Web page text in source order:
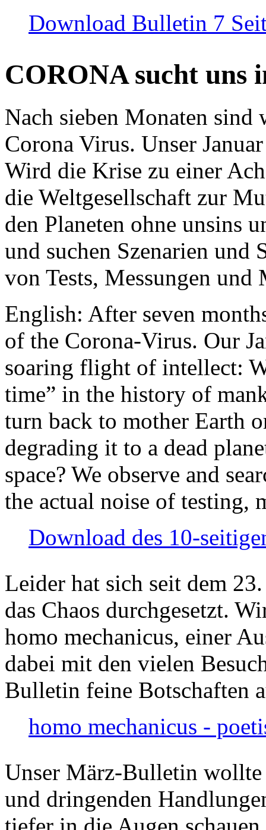
Download Bulletin 7
CORONA sucht uns
Nach sieben Monaten
Corona Virus. Unser
Wird die Krise zu einer
die Weltgesellschaft zur
den Planeten ohne unsins
und suchen Szenarien und
von Tests, Messungen und
English: After seven
of the Corona-Virus. Our
soaring flight of intellect:
time” in the history of
turn back to mother Earth
degrading it to a dead
space? We observe and
the actual noise of testing,
Download des 10-
Leider hat sich seit dem
das Chaos durchgesetzt.
homo mechanicus, einer
dabei mit den vielen
Bulletin feine Botschaften
homo mechanicus -
Unser März-Bulletin
und dringenden